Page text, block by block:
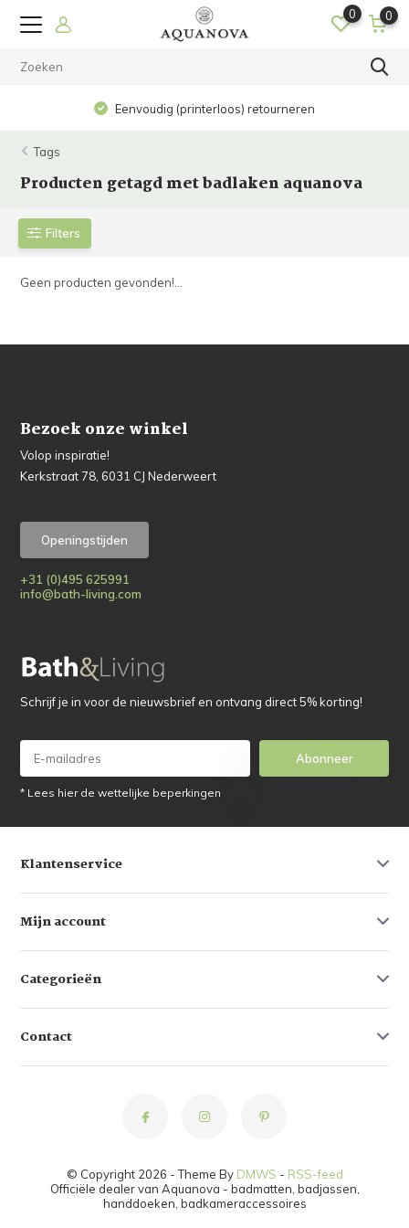
0 0
Eenvoudig (printerloos) retourneren
Tags
Producten getagd met badlaken aquanova
Filters
Geen producten gevonden!...
Bezoek onze winkel
Volop inspiratie!
Kerkstraat 78, 6031 CJ Nederweert
Openingstijden
+31 (0)495 625991
info@bath-living.com
Schrijf je in voor de nieuwsbrief en ontvang direct 5% korting!
Abonneer
* Lees hier de wettelijke beperkingen
Klantenservice
Mijn account
Categorieën
Contact
© Copyright 2026 - Theme By DMWS - RSS-feed
Officiële dealer van Aquanova - badmatten, badjassen,
handdoeken, badkameraccessoires